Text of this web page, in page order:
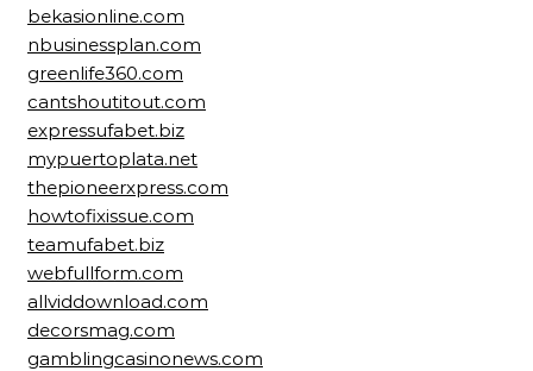
bekasionline.com
nbusinessplan.com
greenlife360.com
cantshoutitout.com
expressufabet.biz
mypuertoplata.net
thepioneerxpress.com
howtofixissue.com
teamufabet.biz
webfullform.com
allviddownload.com
decorsmag.com
gamblingcasinonews.com